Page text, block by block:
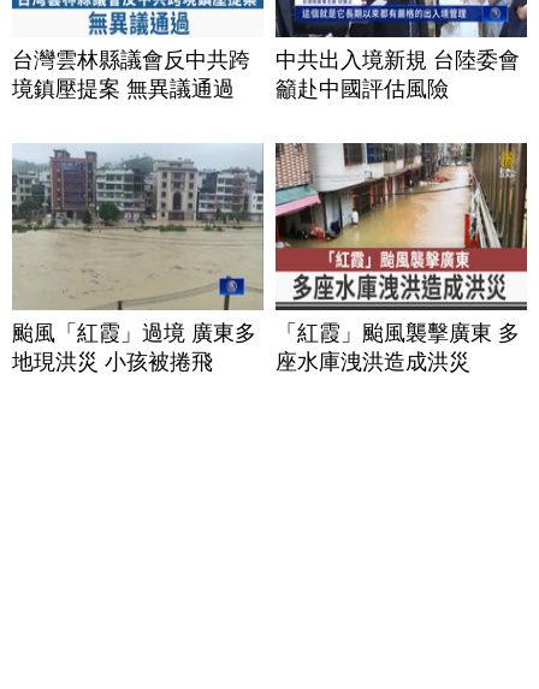
台灣雲林縣議會反中共跨
境鎮壓提案 無異議通過
中共出入境新規 台陸委會
籲赴中國評估風險
颱風「紅霞」過境 廣東多
地現洪災 小孩被捲飛
「紅霞」颱風襲擊廣東 多
座水庫洩洪造成洪災